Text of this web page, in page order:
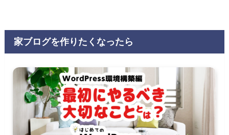
家ブログを作りたくなったら